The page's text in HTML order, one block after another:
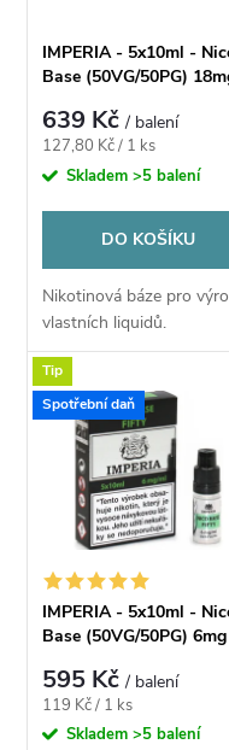
í
p
r
o
d
u
k
s
p
r
d
u
k
IMPERIA - 5x10ml -
Base (50VG/50PG)
639 Kč/ balení
Měrná
cena:
127,80 Kč / 1 ks
Skladem>5 balení
DO KOŠÍKU
Nikotinová báze pro
vlastních liquidů.
Tip
Spotřební daň
IMPERIA - 5x10ml -
Base (50VG/50PG) 6mg
595 Kč/ balení
Měrná
cena:
119 Kč / 1 ks
Skladem>5 balení